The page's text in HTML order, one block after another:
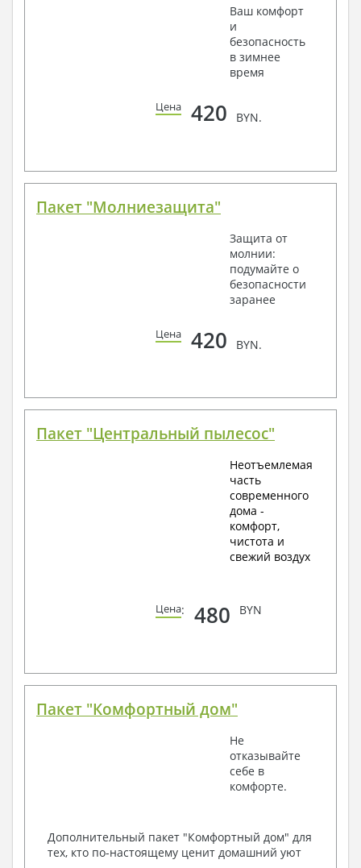
Ваш комфорт
и
безопасность
в зимнее
время
Цена 420 BYN.
Пакет "Молниезащита"
Защита от
молнии:
подумайте о
безопасности
заранее
Цена 420 BYN.
Пакет "Центральный пылесос"
Неотъемлемая
часть
современного
дома -
комфорт,
чистота и
свежий воздух
Цена: 480 BYN
Пакет "Комфортный дом"
Не
отказывайте
себе в
комфорте.
Дополнительный пакет "Комфортный дом" для
тех, кто по-настоящему ценит домашний уют